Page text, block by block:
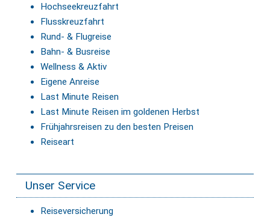
Hochseekreuzfahrt
Flusskreuzfahrt
Rund- & Flugreise
Bahn- & Busreise
Wellness & Aktiv
Eigene Anreise
Last Minute Reisen
Last Minute Reisen im goldenen Herbst
Frühjahrsreisen zu den besten Preisen
Reiseart
Unser Service
Reiseversicherung